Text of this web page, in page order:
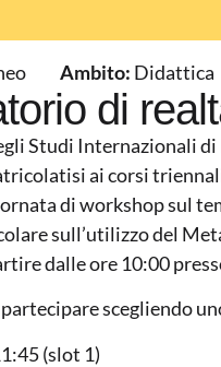
Ambito: Didattica
di
Studi Internazionali
ai corsi
di workshop sul
sull’utilizzo del
dalle ore 10:00
scegliendo
(slot 1)